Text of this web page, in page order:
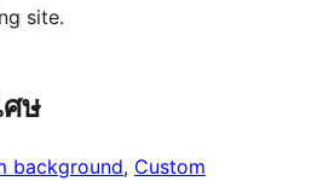
site.
ษ
background, Custom